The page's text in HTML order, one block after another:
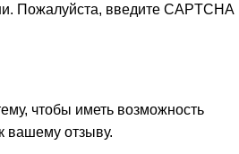
Пожалуйста, введите CAPTCHA
чтобы иметь возможность
вашему отзыву.